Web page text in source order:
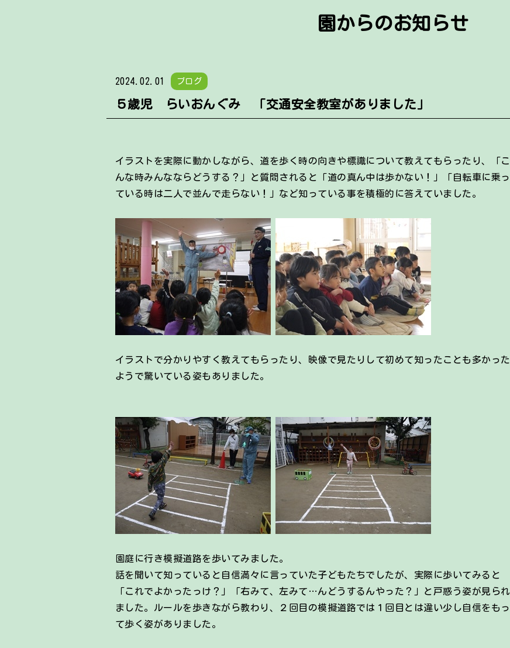
園からのお知らせ
2024.02.01 ブログ
５歳児 らいおんぐみ 「交通安全教室がありました」
イラストを実際に動かしながら、道を歩く時の向きや標識について教えてもらったり、「こ
んな時みんなならどうする？」と質問されると「道の真ん中は歩かない！」「自転車に乗っ
ている時は二人で並んで走らない！」など知っている事を積極的に答えていました。
イラストで分かりやすく教えてもらったり、映像で見たりして初めて知ったことも多かった
ようで驚いている姿もありました。
園庭に行き模擬道路を歩いてみました。
話を聞いて知っていると自信満々に言っていた子どもたちでしたが、実際に歩いてみると
「これでよかったっけ？」「右みて、左みて…んどうするんやった？」と戸惑う姿が見られ
ました。ルールを歩きながら教わり、２回目の模擬道路では１回目とは違い少し自信をもっ
て歩く姿がありました。